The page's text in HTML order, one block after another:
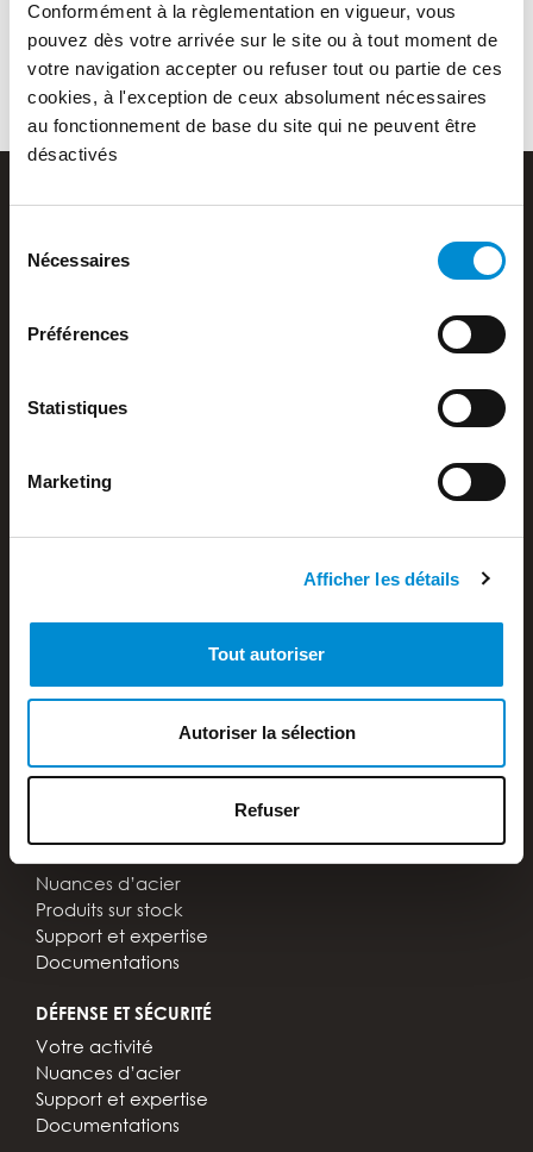
Conformément à la règlementation en vigueur, vous
pouvez dès votre arrivée sur le site ou à tout moment de
votre navigation accepter ou refuser tout ou partie de ces
cookies, à l'exception de ceux absolument nécessaires
au fonctionnement de base du site qui ne peuvent être
désactivés
Nécessaires
Préférences
Statistiques
Marketing
Afficher les détails
Tout autoriser
Autoriser la sélection
Refuser
Z.A. de Verlieu
Accessoires pour chariot élévateur
Modifications et réparations
Tout savoir sur les chariots élévateurs
Documentations
Nuances d’acier
Produits sur stock
Support et expertise
Documentations
DÉFENSE ET SÉCURITÉ
Votre activité
Nuances d’acier
Support et expertise
Documentations